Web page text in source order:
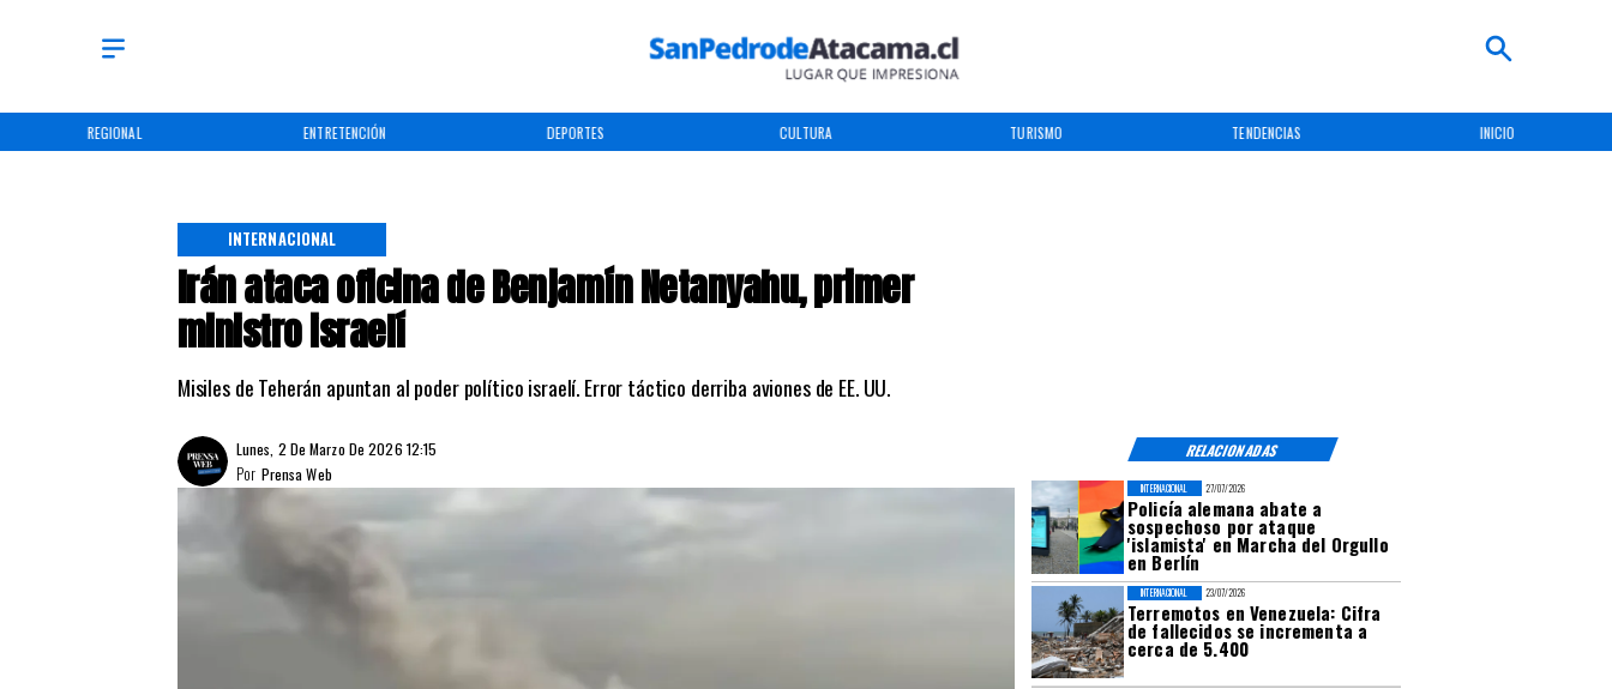
REGIONAL ENTRETENCIÓN DEPORTES CULTURA TURISMO TENDENCIAS INICIO
Irán ataca oficina de Benjamín Netanyahu, primer
ministro israelí
Misiles de Teherán apuntan al poder político israelí. Error táctico derriba aviones de EE. UU.
INTERNACIONAL
RELACIONADAS
Lunes, 2 De Marzo De 2026 12:15
Prensa Web
Por
27/07/2026
Policía alemana abate a
sospechoso por ataque
'islamista' en Marcha del Orgullo
en Berlín
INTERNACIONAL
23/07/2026
Terremotos en Venezuela: Cifra
de fallecidos se incrementa a
cerca de 5.400
INTERNACIONAL